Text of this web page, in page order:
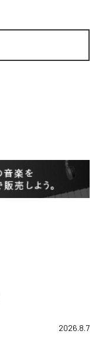
2026.8.7